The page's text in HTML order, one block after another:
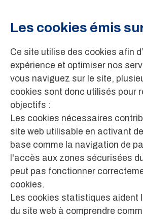
Les cookies émis
Ce site utilise des cookies afin
expérience et optimiser nos
vous naviguez sur le site,
cookies sont donc utilisés pour
objectifs :
Les cookies nécessaires
site web utilisable en activant
base comme la navigation de
l'accès aux zones sécurisées
peut pas fonctionner
cookies.
Les cookies statistiques aident
du site web à comprendre